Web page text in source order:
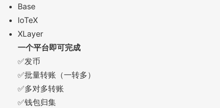
Base
IoTeX
XLayer
一个平台即可完成
✅发币
✅批量转账（一转多）
✅多对多转账
✅钱包归集